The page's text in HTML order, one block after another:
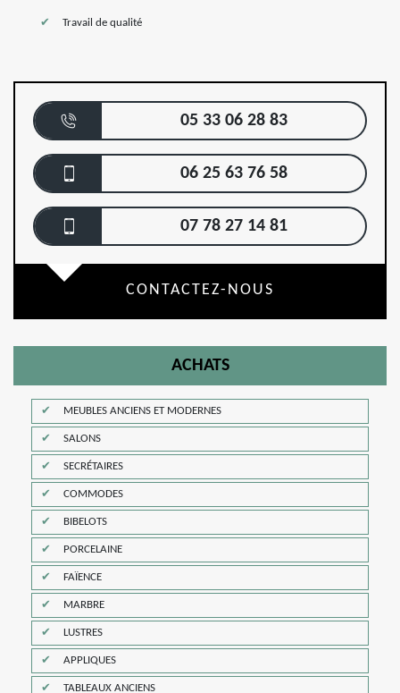
Travail de qualité
05 33 06 28 83
06 25 63 76 58
07 78 27 14 81
CONTACTEZ-NOUS
ACHATS
MEUBLES ANCIENS ET MODERNES
SALONS
SECRÉTAIRES
COMMODES
BIBELOTS
PORCELAINE
FAÏENCE
MARBRE
LUSTRES
APPLIQUES
TABLEAUX ANCIENS